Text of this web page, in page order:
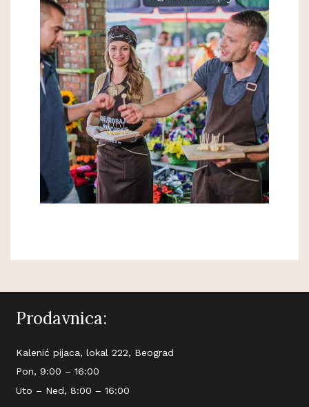
Prodavnica:
Kalenić pijaca, lokal 222, Beograd
Pon, 9:00 – 16:00
Uto – Ned, 8:00 – 16:00